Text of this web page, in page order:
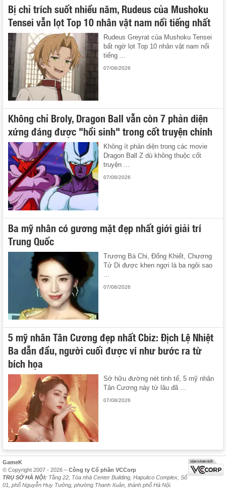
Bị chỉ trích suốt nhiều năm, Rudeus của Mushoku
Tensei vẫn lọt Top 10 nhân vật nam nổi tiếng nhất
Rudeus Greyrat của Mushoku Tensei
bất ngờ lọt Top 10 nhân vật nam nổi
tiếng ...
07/08/2026
Không chỉ Broly, Dragon Ball vẫn còn 7 phản diện
xứng đáng được "hồi sinh" trong cốt truyện chính
Không ít phản diện trong các movie
Dragon Ball Z dù không thuộc cốt
truyện ...
07/08/2026
Ba mỹ nhân có gương mặt đẹp nhất giới giải trí
Trung Quốc
Trương Bá Chi, Đổng Khiết, Chương
Tử Di được khen ngợi là ba ngôi sao
07/08/2026
5 mỹ nhân Tân Cương đẹp nhất Cbiz: Địch Lệ Nhiệt
Ba dẫn đầu, người cuối được ví như bước ra từ
bích họa
Sở hữu đường nét tinh tế, 5 mỹ nhân
Tân Cương này từ lâu đã ...
07/08/2026
GameK
© Copyright 2007 - 2026 – Công ty Cổ phần VCCorp
TRỤ SỞ HÀ NỘI: Tầng 22, Tòa nhà Center Building, Hapulico Complex, Số
01, phố Nguyễn Huy Tưởng, phường Thanh Xuân, thành phố Hà Nội.